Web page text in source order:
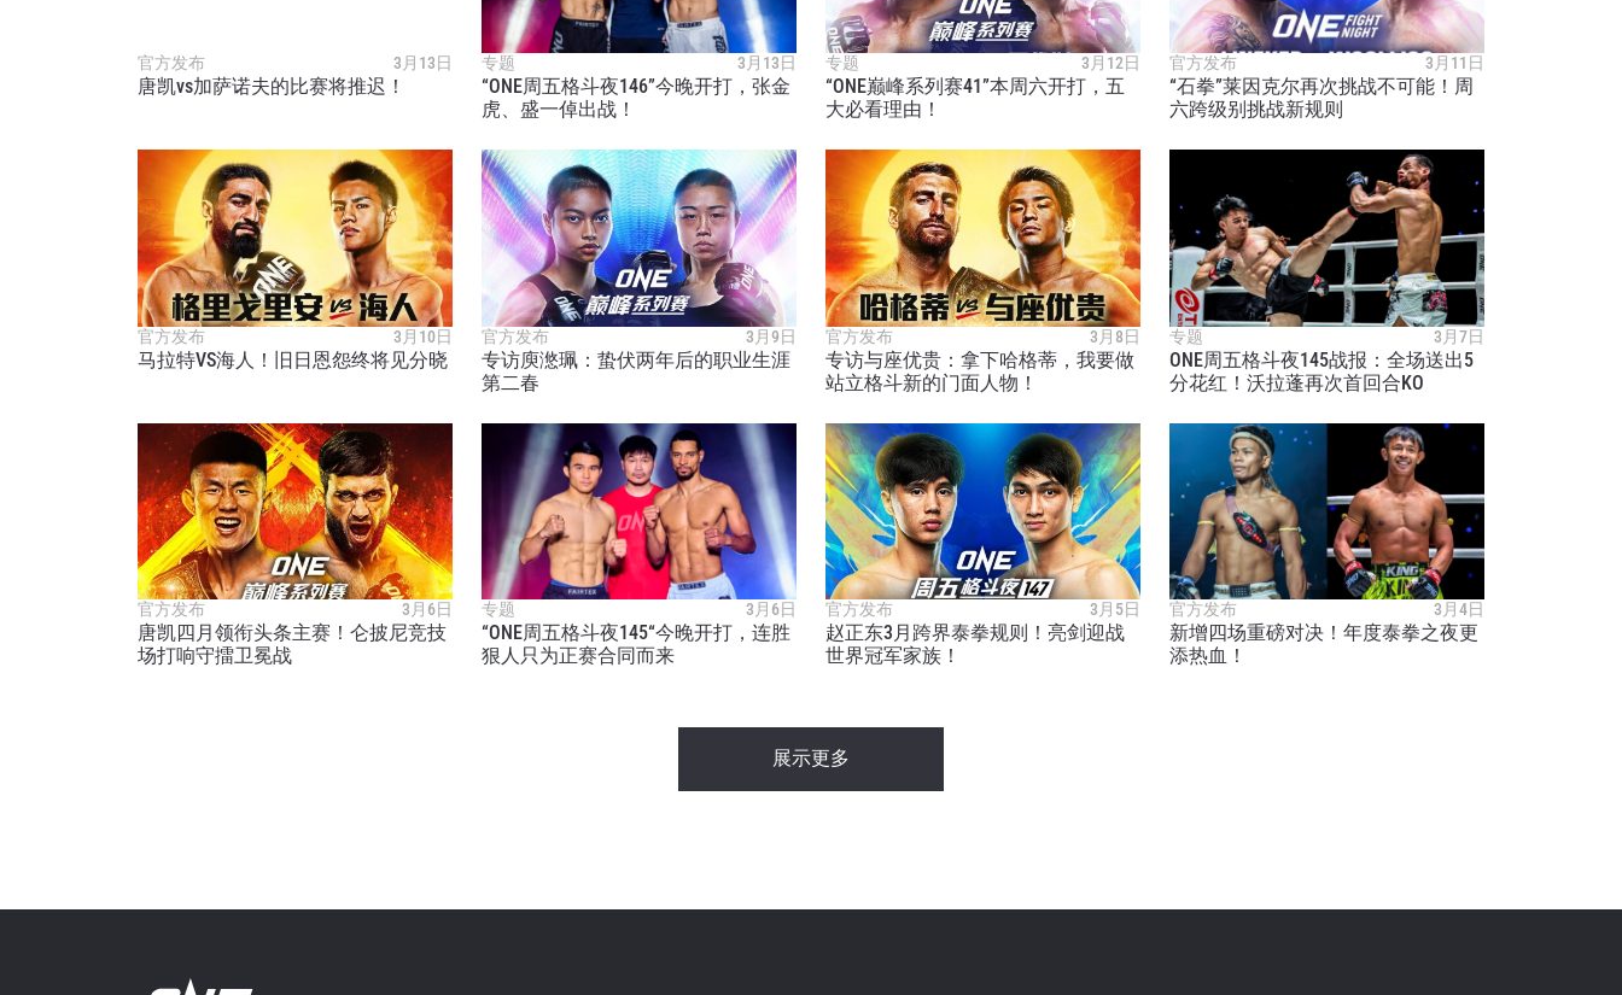
官方发布 3月13日
唐凯vs加萨诺夫的比赛将推迟！
专题 3月13日
“ONE周五格斗夜146”今晚开打，张金
虎、盛一倬出战！
专题 3月12日
“ONE巅峰系列赛41”本周六开打，五
大必看理由！
官方发布 3月11日
“石拳”莱因克尔再次挑战不可能！周
六跨级别挑战新规则
官方发布 3月10日
马拉特VS海人！旧日恩怨终将见分晓
官方发布 3月9日
专访庾滺珮：蛰伏两年后的职业生涯
第二春
官方发布 3月8日
专访与座优贵：拿下哈格蒂，我要做
站立格斗新的门面人物！
专题 3月7日
ONE周五格斗夜145战报：全场送出5
分花红！沃拉蓬再次首回合KO
官方发布 3月6日
唐凯四月领衔头条主赛！仑披尼竞技
场打响守擂卫冕战
专题 3月6日
“ONE周五格斗夜145“今晚开打，连胜
狠人只为正赛合同而来
官方发布 3月5日
赵正东3月跨界泰拳规则！亮剑迎战
世界冠军家族！
官方发布 3月4日
新增四场重磅对决！年度泰拳之夜更
添热血！
展示更多
对手
赛事
查看集锦
浏览了解更多
在任何地域观看ONE冠军赛，现在注册获得权限了解最新资讯、解锁特别
福利以及优先机遇获得直播场次的最佳座位！
邮箱
名字
订阅
提交此表格签署弹出免责声明，即表示您同意我们的隐私政策，我们将收
集、使用和披露您的信息。您可以随时取消订阅这些信息。